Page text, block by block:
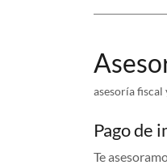
asesoría
Pago de
Te